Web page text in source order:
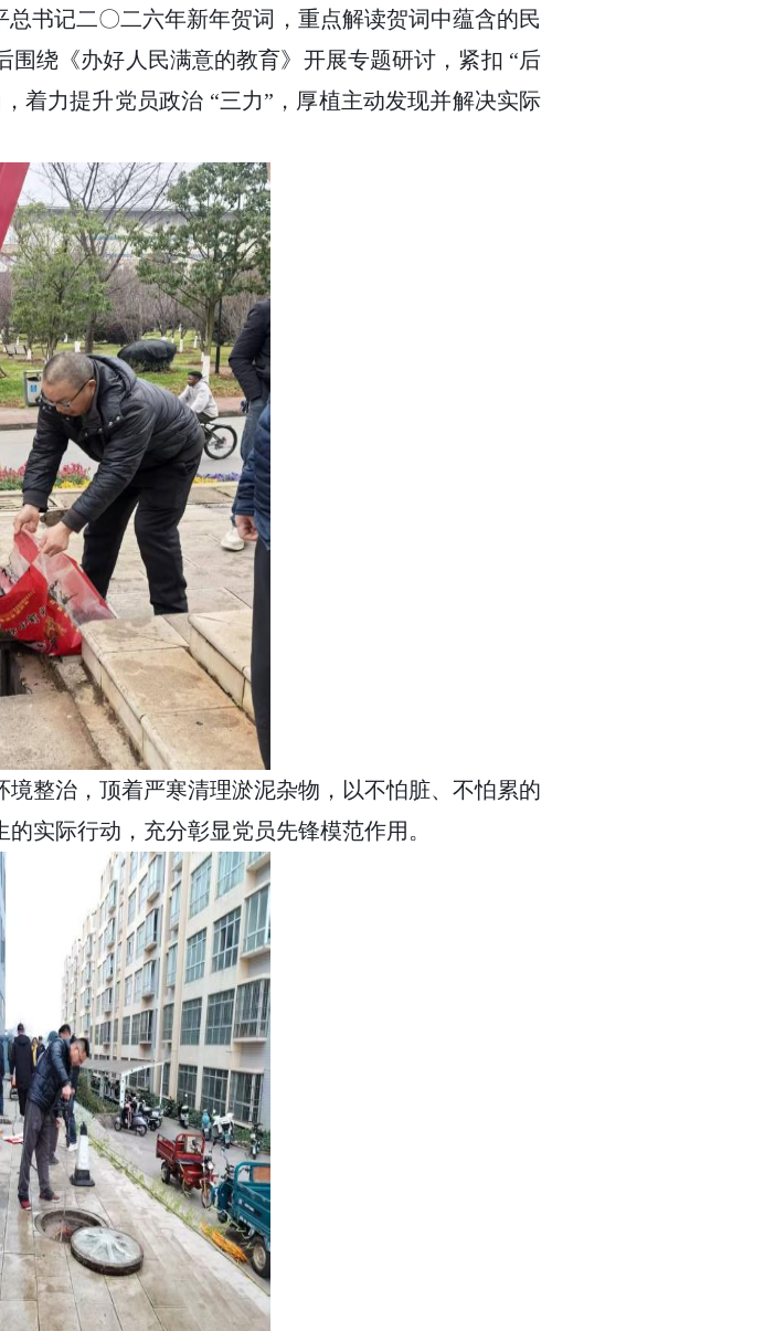
总书记二〇二六年新年贺词，重点解读贺词中蕴含的民
绕《办好人民满意的教育》开展专题研讨，紧扣 “后
着力提升党员政治 “三力”，厚植主动发现并解决实际
整治，顶着严寒清理淤泥杂物，以不怕脏、不怕累的
实际行动，充分彰显党员先锋模范作用。